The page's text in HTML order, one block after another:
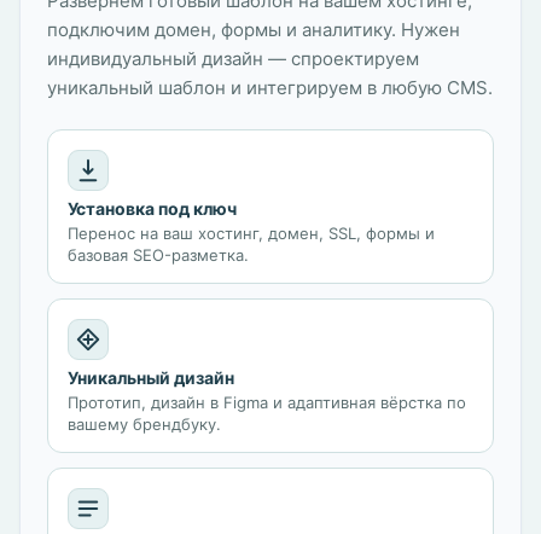
подключим домен, формы и аналитику. Нужен
индивидуальный дизайн — спроектируем
уникальный шаблон и интегрируем в любую CMS.
Установка под ключ
Перенос на ваш хостинг, домен, SSL, формы и
базовая SEO-разметка.
Уникальный дизайн
Прототип, дизайн в Figma и адаптивная вёрстка по
вашему брендбуку.